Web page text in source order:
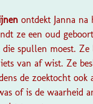
ontdekt Janna
ze een oud
spullen moest.
van af wist. Ze
de zoektocht
of is de waarheid